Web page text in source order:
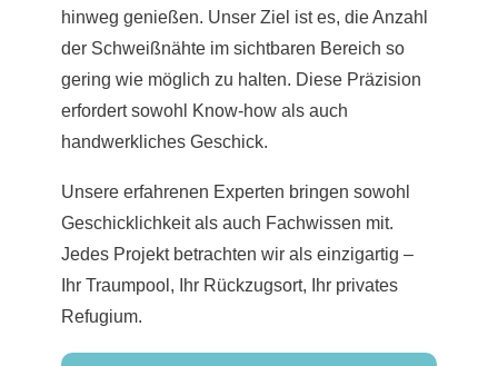
hinweg genießen. Unser Ziel ist es, die Anzahl
der Schweißnähte im sichtbaren Bereich so
gering wie möglich zu halten. Diese Präzision
erfordert sowohl Know-how als auch
handwerkliches Geschick.
Unsere erfahrenen Experten bringen sowohl
Geschicklichkeit als auch Fachwissen mit.
Jedes Projekt betrachten wir als einzigartig –
Ihr Traumpool, Ihr Rückzugsort, Ihr privates
Refugium.